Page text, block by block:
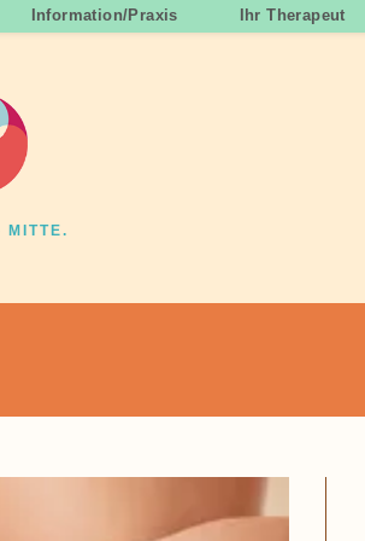
Information/Praxis Ihr Therapeut
MITTE.